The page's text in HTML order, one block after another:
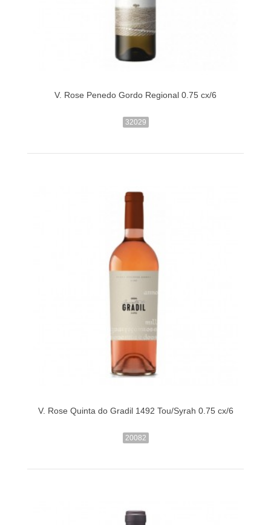
V. Rose Penedo Gordo Regional 0.75 cx/6
32029
V. Rose Quinta do Gradil 1492 Tou/Syrah 0.75 cx/6
20082